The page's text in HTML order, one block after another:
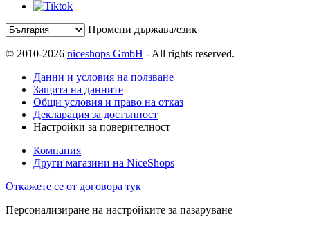
Промени държава/език
© 2010-2026 niceshops GmbH - All rights reserved.
Данни и условия на ползване
Защита на данните
Общи условия и право на отказ
Декларация за достъпност
Настройки за поверителност
Компания
Други магазини на NiceShops
Откажете се от договора тук
Персонализиране на настройките за пазаруване